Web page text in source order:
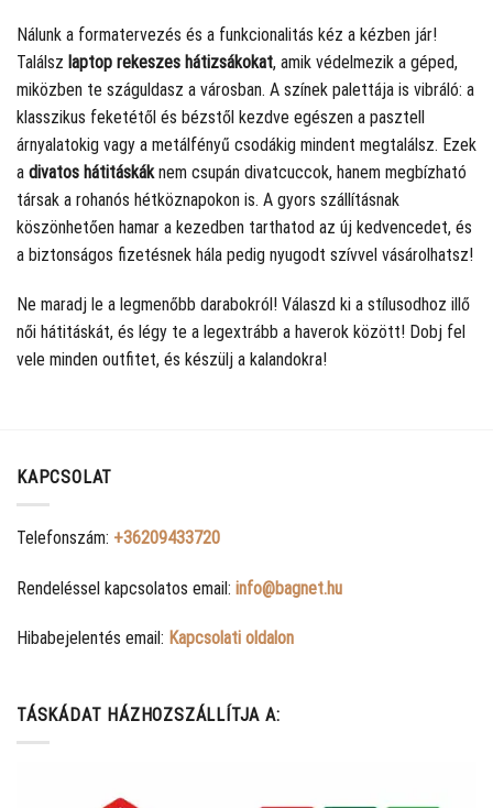
Nálunk a formatervezés és a funkcionalitás kéz a kézben jár!
Találsz laptop rekeszes hátizsákokat, amik védelmezik a géped,
miközben te száguldasz a városban. A színek palettája is vibráló: a
klasszikus feketétől és bézstől kezdve egészen a pasztell
árnyalatokig vagy a metálfényű csodákig mindent megtalálsz. Ezek
a divatos hátitáskák nem csupán divatcuccok, hanem megbízható
társak a rohanós hétköznapokon is. A gyors szállításnak
köszönhetően hamar a kezedben tarthatod az új kedvencedet, és
a biztonságos fizetésnek hála pedig nyugodt szívvel vásárolhatsz!
Ne maradj le a legmenőbb darabokról! Válaszd ki a stílusodhoz illő
női hátitáskát, és légy te a legextrább a haverok között! Dobj fel
vele minden outfitet, és készülj a kalandokra!
KAPCSOLAT
Telefonszám: +36209433720
Rendeléssel kapcsolatos email: info@bagnet.hu
Hibabejelentés email: Kapcsolati oldalon
TÁSKÁDAT HÁZHOZSZÁLLÍTJA A: